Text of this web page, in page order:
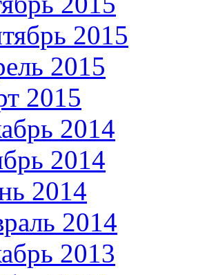
2015
2015
2015
2014
2014
2014
2014
2013